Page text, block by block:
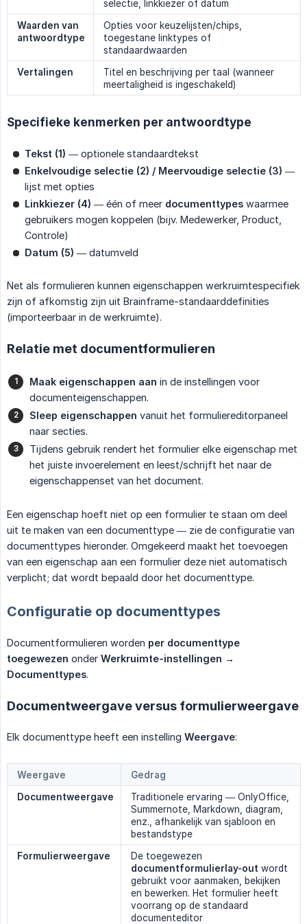
selectie, linkkiezer of datum
Waarden van
antwoordtype
Opties voor keuzelijsten/chips,
toegestane linktypes of
standaardwaarden
Vertalingen
Titel en beschrijving per taal (wanneer
meertaligheid is ingeschakeld)
Specifieke kenmerken per antwoordtype
Tekst (1) — optionele standaardtekst
Enkelvoudige selectie (2) / Meervoudige selectie (3) —
lijst met opties
Linkkiezer (4) — één of meer documenttypes waarmee
gebruikers mogen koppelen (bijv. Medewerker, Product,
Controle)
Datum (5) — datumveld
Net als formulieren kunnen eigenschappen werkruimtespecifiek
zijn of afkomstig zijn uit Brainframe-standaarddefinities
(importeerbaar in de werkruimte).
Relatie met documentformulieren
Maak eigenschappen aan in de instellingen voor
documenteigenschappen.
Sleep eigenschappen vanuit het formuliereditorpaneel
naar secties.
Tijdens gebruik rendert het formulier elke eigenschap met
het juiste invoerelement en leest/schrijft het naar de
eigenschappenset van het document.
Een eigenschap hoeft niet op een formulier te staan om deel
uit te maken van een documenttype — zie de configuratie van
documenttypes hieronder. Omgekeerd maakt het toevoegen
van een eigenschap aan een formulier deze niet automatisch
verplicht; dat wordt bepaald door het documenttype.
Configuratie op documenttypes
Documentformulieren worden per documenttype
toegewezen onder Werkruimte-instellingen →
Documenttypes.
Documentweergave versus formulierweergave
Elk documenttype heeft een instelling Weergave:
Weergave
Gedrag
Documentweergave
Traditionele ervaring — OnlyOffice,
Summernote, Markdown, diagram,
enz., afhankelijk van sjabloon en
bestandstype
Formulierweergave
De toegewezen
documentformulierlay-out wordt
gebruikt voor aanmaken, bekijken
en bewerken. Het formulier heeft
voorrang op de standaard
documenteditor